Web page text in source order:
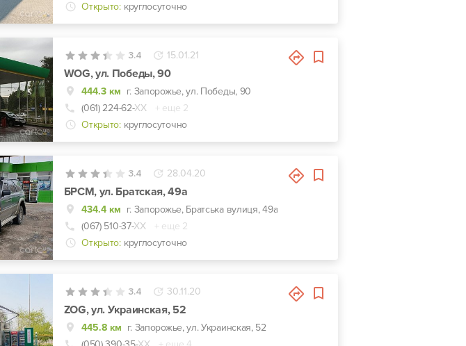
Открыто: круглосуточно
3.4 15.01.21
WOG, ул. Победы, 90
444.3 км г. Запорожье, ул. Победы, 90
(061) 224-62-ХХ
+ еще 2
Открыто: круглосуточно
3.4 28.04.20
БРСМ, ул. Братская, 49а
434.4 км г. Запорожье, Братська вулиця, 49а
(067) 510-37-ХХ
+ еще 2
Открыто: круглосуточно
3.4 30.11.20
ZOG, ул. Украинская, 52
445.8 км г. Запорожье, ул. Украинская, 52